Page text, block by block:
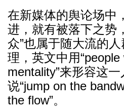
在新媒体的舆论场中
进，就有被落下之势
众”也属于随大流的
理，英文中用
mentality”来形容这
说“jump on the
the flow”。